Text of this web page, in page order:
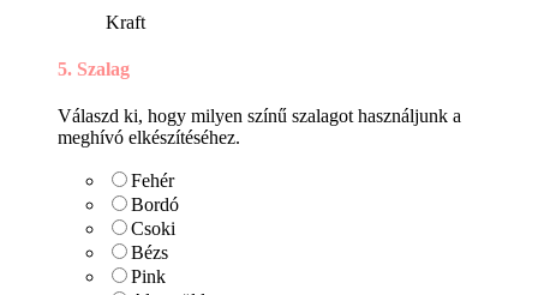
Kraft
5. Szalag
Válaszd ki, hogy milyen színű szalagot használjunk a
meghívó elkészítéséhez.
Fehér
Bordó
Csoki
Bézs
Pink